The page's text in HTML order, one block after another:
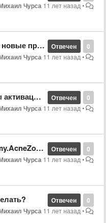
Чурса 11 лет назад•
0
Отвечен
нормально?
Чурса 11 лет назад•
0
Отвечен
Чурса 11 лет назад•
0
Отвечен
Чурса 11 лет назад•
0
Отвечен
Чурса 11 лет назад•